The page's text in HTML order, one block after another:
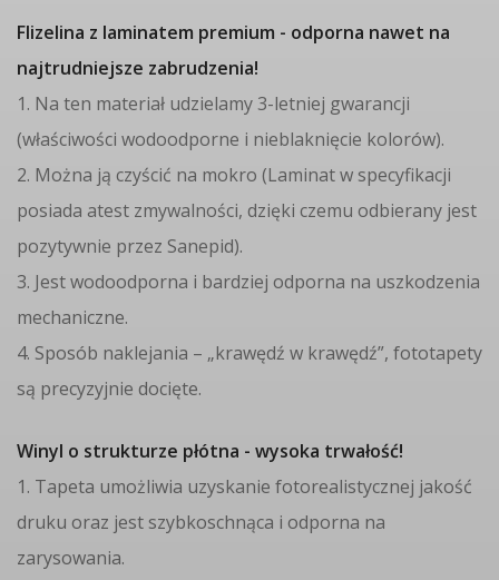
Flizelina z laminatem premium - odporna nawet na
najtrudniejsze zabrudzenia!
1. Na ten materiał udzielamy 3-letniej gwarancji
(właściwości wodoodporne i nieblaknięcie kolorów).
2. Można ją czyścić na mokro (Laminat w specyfikacji
posiada atest zmywalności, dzięki czemu odbierany jest
pozytywnie przez Sanepid).
3. Jest wodoodporna i bardziej odporna na uszkodzenia
mechaniczne.
4. Sposób naklejania – „krawędź w krawędź”, fototapety
są precyzyjnie docięte.
Winyl o strukturze płótna - wysoka trwałość!
1. Tapeta umożliwia uzyskanie fotorealistycznej jakość
druku oraz jest szybkoschnąca i odporna na
zarysowania.